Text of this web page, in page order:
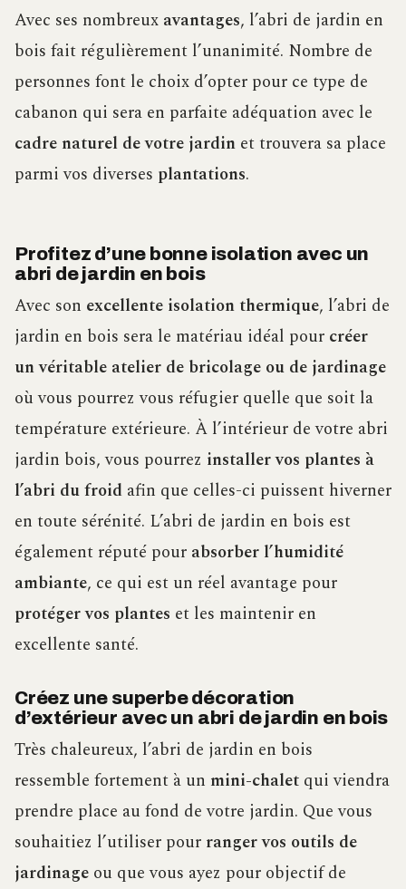
Avec ses nombreux avantages, l’abri de jardin en
bois fait régulièrement l’unanimité. Nombre de
personnes font le choix d’opter pour ce type de
cabanon qui sera en parfaite adéquation avec le
cadre naturel de votre jardin et trouvera sa place
parmi vos diverses plantations.
Profitez d’une bonne isolation avec un
abri de jardin en bois
Avec son excellente isolation thermique, l’abri de
jardin en bois sera le matériau idéal pour créer
un véritable atelier de bricolage ou de jardinage
où vous pourrez vous réfugier quelle que soit la
température extérieure. À l’intérieur de votre abri
jardin bois, vous pourrez installer vos plantes à
l’abri du froid afin que celles-ci puissent hiverner
en toute sérénité. L’abri de jardin en bois est
également réputé pour absorber l’humidité
ambiante, ce qui est un réel avantage pour
protéger vos plantes et les maintenir en
excellente santé.
Créez une superbe décoration
d’extérieur avec un abri de jardin en bois
Très chaleureux, l’abri de jardin en bois
ressemble fortement à un mini-chalet qui viendra
prendre place au fond de votre jardin. Que vous
souhaitiez l’utiliser pour ranger vos outils de
jardinage ou que vous ayez pour objectif de